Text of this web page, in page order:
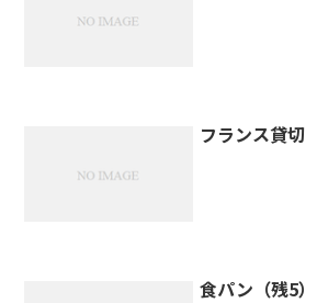
フランス貸切
食パン（残5）